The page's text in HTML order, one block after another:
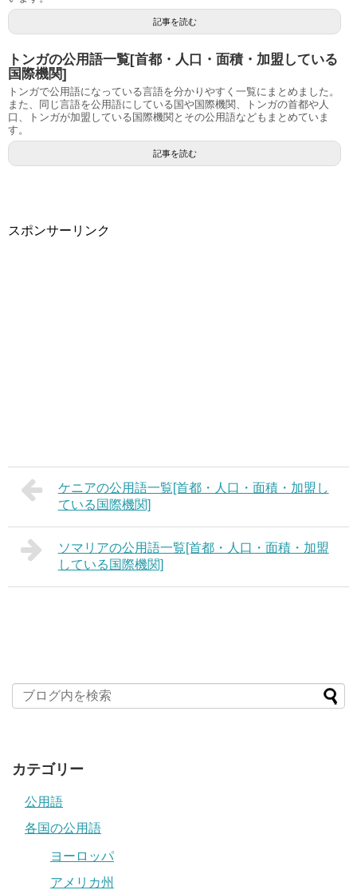
記事を読む
トンガの公用語一覧[首都・人口・面積・加盟している
国際機関]
トンガで公用語になっている言語を分かりやすく一覧にまとめました。
また、同じ言語を公用語にしている国や国際機関、トンガの首都や人
口、トンガが加盟している国際機関とその公用語などもまとめていま
す。
記事を読む
スポンサーリンク
ケニアの公用語一覧[首都・人口・面積・加盟し
ている国際機関]
ソマリアの公用語一覧[首都・人口・面積・加盟
している国際機関]
カテゴリー
公用語
各国の公用語
ヨーロッパ
アメリカ州